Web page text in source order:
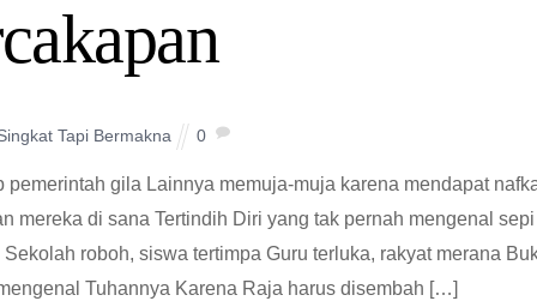
Tapi Bermakna 0
gila Lainnya memuja-muja karena mendapat
mereka di sana Tertindih Diri yang tak pernah mengenal sepi
roboh, siswa tertimpa Guru terluka, rakyat merana
Tuhannya Karena Raja harus disembah […]